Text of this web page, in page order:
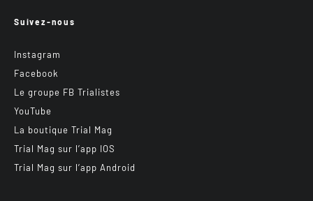
Suivez-nous
Instagram
Facebook
Le groupe FB Trialistes
YouTube
La boutique Trial Mag
Trial Mag sur l’app IOS
Trial Mag sur l’app Android